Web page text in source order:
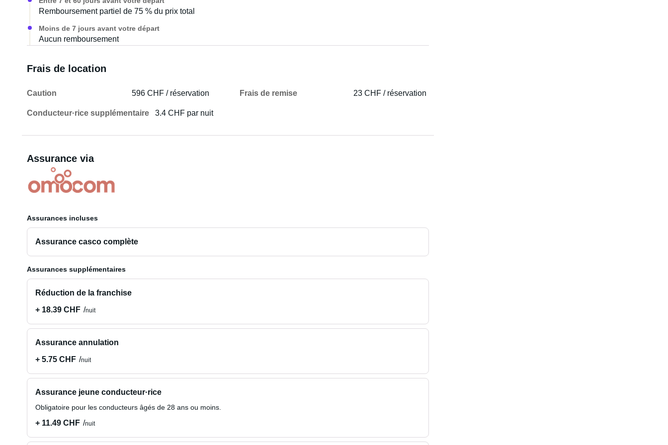
Remboursement partiel de 75 % du prix total
Moins de 7 jours avant votre départ
Aucun remboursement
Frais de location
Caution 596 CHF / réservation Frais de remise 23 CHF / réservation
Conducteur·rice supplémentaire 3.4 CHF par nuit
Assurance via
Assurances incluses
Assurance casco complète
Assurances supplémentaires
Réduction de la franchise
+ 18.39 CHF
nuit
Assurance annulation
+ 5.75 CHF
nuit
Assurance jeune conducteur·rice
Obligatoire pour les conducteurs âgés de 28 ans ou moins.
+ 11.49 CHF nuit